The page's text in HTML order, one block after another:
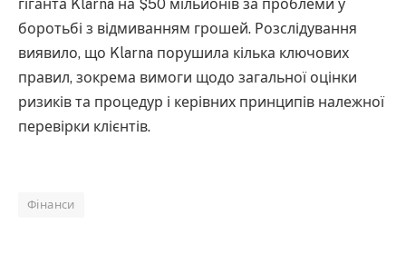
гіганта Klarna на $50 мільйонів за проблеми у
боротьбі з відмиванням грошей. Розслідування
виявило, що Klarna порушила кілька ключових
правил, зокрема вимоги щодо загальної оцінки
ризиків та процедур і керівних принципів належної
перевірки клієнтів.
Фінанси